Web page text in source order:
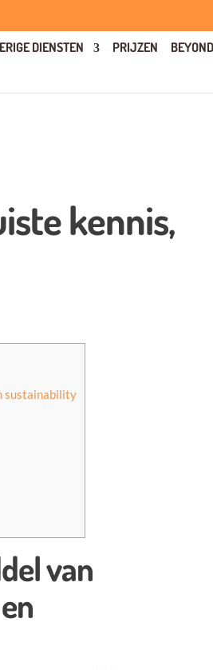
DIENSTEN PRIJZEN
kennis,
sustainability
van